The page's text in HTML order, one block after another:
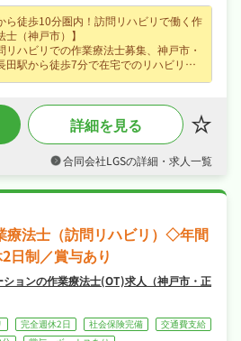
ら徒歩10分圏内！訪問リハビリで働く作
士（神戸市）】
リハビリでの作業療法士募集、神戸市・
田駅から徒歩7分で在宅でのリハビリ支
・昇給ありなど好待遇で、スキマ時間も
て働けます！
週休2日制・日曜・祝日休み・年間休日
取りやすくオンオフを切り替えて長く続
保険完備、退職金制度あり、産休・育休
詳細を見る
合同会社LGSの詳細・求人一覧
療法士（訪問リハビリ）◇年間
日制／賞与あり
ョンの作業療法士(OT)求人（神戸市・正
完全週休2日 社会保険完備
交通費支給